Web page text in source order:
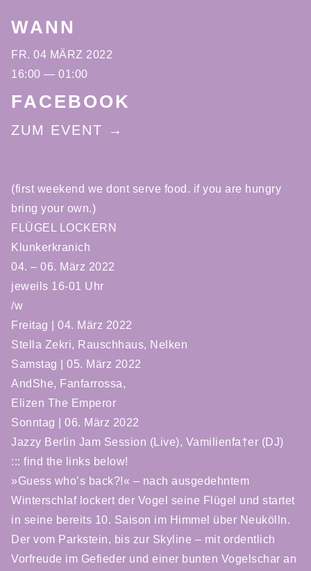
(first weekend we dont serve food. if you are hungry
bring your own.)
FLÜGEL LOCKERN
Klunkerkranich
04. – 06. März 2022
jeweils 16-01 Uhr
/w
Freitag | 04. März 2022
Stella Zekri, Rauschhaus, Nelken
Samstag | 05. März 2022
AndShe, Fanfarrossa,
Elizen The Emperor
Sonntag | 06. März 2022
Jazzy Berlin Jam Session (Live), Vamilienfa†er (DJ)
::: find the links below!
»Guess who’s back?!« – nach ausgedehntem
Winterschlaf lockert der Vogel seine Flügel und startet
in seine bereits 10. Saison im Himmel über Neukölln.
Der vom Parkstein, bis zur Skyline – mit ordentlich
Vorfreude im Gefieder und einer bunten Vogelschar an
WANN
FR. 04 MÄRZ 2022
16:00 — 01:00
FACEBOOK
ZUM EVENT